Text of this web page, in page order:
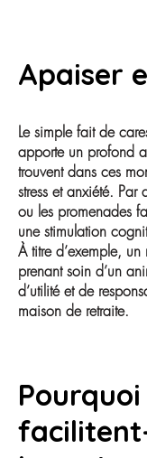
Apaiser
Le simple fait de
apporte un profond
trouvent dans ces
stress et anxiété. Par
ou les promenades
une stimulation
À titre d’exemple, un
prenant soin d’un
d’utilité et de
maison de retraite.